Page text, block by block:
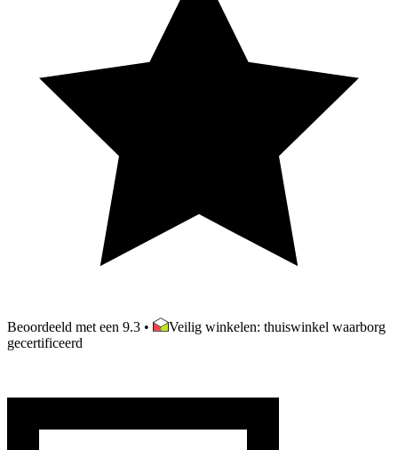
Beoordeeld met een 9.3 •
Veilig winkelen: thuiswinkel waarborg
gecertificeerd